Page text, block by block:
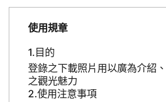
使用規章
目的
登錄之下載照片用以廣為介紹
之觀光魅力
使用注意事項